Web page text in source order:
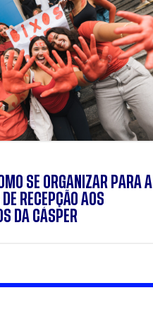
SE ORGANIZAR PARA A
RECEPÇÃO AOS
DA CÁSPER